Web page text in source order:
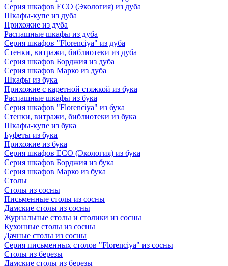
Серия шкафов ECO (Экология) из дуба
Шкафы-купе из дуба
Прихожие из дуба
Распашные шкафы из дуба
Серия шкафов "Florenciya" из дуба
Стенки, витражи, библиотеки из дуба
Серия шкафов Борджия из дуба
Серия шкафов Марко из дуба
Шкафы из бука
Прихожие с каретной стяжкой из бука
Распашные шкафы из бука
Серия шкафов "Florenciya" из бука
Стенки, витражи, библиотеки из бука
Шкафы-купе из бука
Буфеты из бука
Прихожие из бука
Серия шкафов ECO (Экология) из бука
Серия шкафов Борджия из бука
Серия шкафов Марко из бука
Столы
Столы из сосны
Письменные столы из сосны
Дамские столы из сосны
Журнальные столы и столики из сосны
Кухонные столы из сосны
Дачные столы из сосны
Серия письменных столов "Florenciya" из сосны
Столы из березы
Дамские столы из березы